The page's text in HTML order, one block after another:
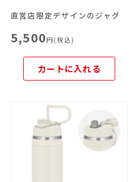
直営店限定デザインのジャグ
5,500円(税込)
カートに入れる